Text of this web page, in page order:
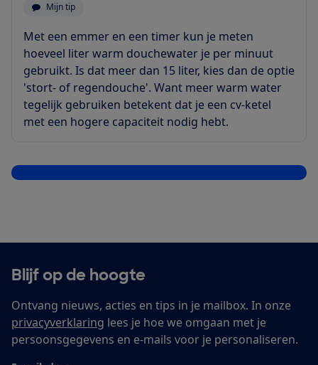
Mijn tip
Met een emmer en een timer kun je meten
hoeveel liter warm douchewater je per minuut
gebruikt. Is dat meer dan 15 liter, kies dan de optie
'stort- of regendouche'. Want meer warm water
tegelijk gebruiken betekent dat je een cv-ketel
met een hogere capaciteit nodig hebt.
Blijf op de hoogte
Ontvang nieuws, acties en tips in je mailbox. In onze
privacyverklaring lees je hoe we omgaan met je
persoonsgegevens en e-mails voor je personaliseren.